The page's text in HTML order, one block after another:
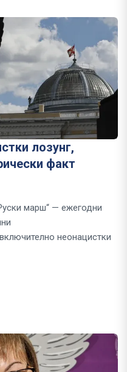
лозунг,
факт
марш“ — ежегодни
неонацистки